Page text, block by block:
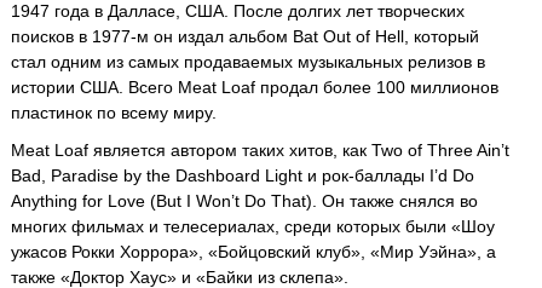
1947 года в Далласе, США. После долгих лет творческих
поисков в 1977-м он издал альбом Bat Out of Hell, который
стал одним из самых продаваемых музыкальных релизов в
истории США. Всего Meat Loaf продал более 100 миллионов
пластинок по всему миру.
Meat Loaf является автором таких хитов, как Two of Three Ain’t
Bad, Paradise by the Dashboard Light и рок-баллады I’d Do
Anything for Love (But I Won’t Do That). Он также снялся во
многих фильмах и телесериалах, среди которых были «Шоу
ужасов Рокки Хоррора», «Бойцовский клуб», «Мир Уэйна», а
также «Доктор Хаус» и «Байки из склепа».